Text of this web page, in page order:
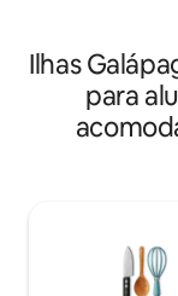
tornarão parte
sua experiência
aqueles que
mergulhar com
Ilhas
para